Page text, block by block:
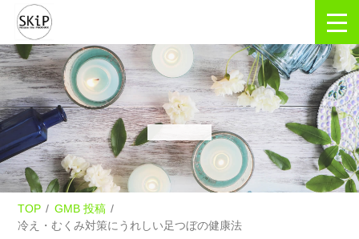
TOP
GMB 投稿
冷え・むくみ対策にうれしい足つぼの健康法